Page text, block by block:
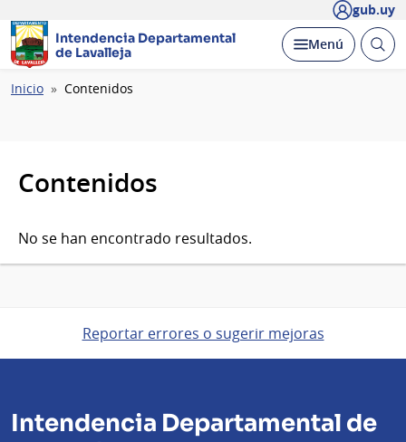
gub.uy
Intendencia Departamental
de Lavalleja
Desplegar
Menú Abrir
Ruta
Inicio Contenidos
Contenidos
No se han encontrado resultados.
Reportar errores o sugerir mejoras
Intendencia Departamental de